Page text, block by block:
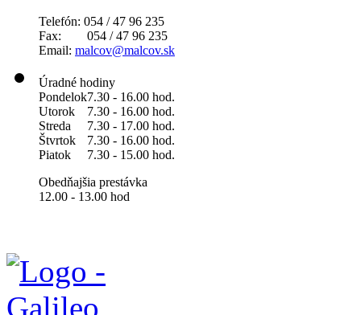
Telefón: 054 / 47 96 235
Fax: 054 / 47 96 235
Email: malcov@malcov.sk
Úradné hodiny
Pondelok7.30 - 16.00 hod.
Utorok
7.30 - 16.00 hod.
Streda
7.30 - 17.00 hod.
Štvrtok
7.30 - 16.00 hod.
Piatok
7.30 - 15.00 hod.
Obedňajšia prestávka
12.00 - 13.00 hod